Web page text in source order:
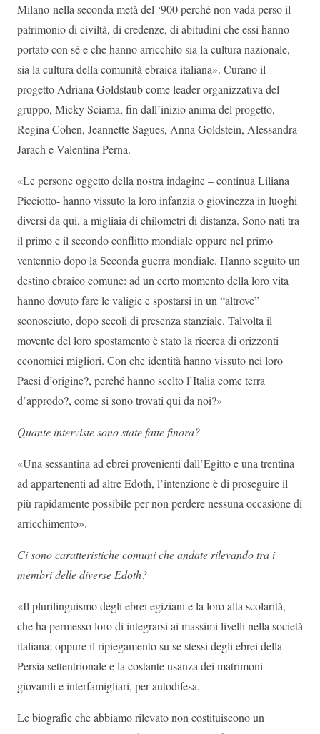
Milano nella seconda metà del ‘900 perché non vada perso il
patrimonio di civiltà, di credenze, di abitudini che essi hanno
portato con sé e che hanno arricchito sia la cultura nazionale,
sia la cultura della comunità ebraica italiana». Curano il
progetto Adriana Goldstaub come leader organizzativa del
gruppo, Micky Sciama, fin dall’inizio anima del progetto,
Regina Cohen, Jeannette Sagues, Anna Goldstein, Alessandra
Jarach e Valentina Perna.
«Le persone oggetto della nostra indagine – continua Liliana
Picciotto- hanno vissuto la loro infanzia o giovinezza in luoghi
diversi da qui, a migliaia di chilometri di distanza. Sono nati tra
il primo e il secondo conflitto mondiale oppure nel primo
ventennio dopo la Seconda guerra mondiale. Hanno seguito un
destino ebraico comune: ad un certo momento della loro vita
hanno dovuto fare le valigie e spostarsi in un “altrove”
sconosciuto, dopo secoli di presenza stanziale. Talvolta il
movente del loro spostamento è stato la ricerca di orizzonti
economici migliori. Con che identità hanno vissuto nei loro
Paesi d’origine?, perché hanno scelto l’Italia come terra
d’approdo?, come si sono trovati qui da noi?»
Quante interviste sono state fatte finora?
«Una sessantina ad ebrei provenienti dall’Egitto e una trentina
ad appartenenti ad altre Edoth, l’intenzione è di proseguire il
più rapidamente possibile per non perdere nessuna occasione di
arricchimento».
Ci sono caratteristiche comuni che andate rilevando tra i
membri delle diverse Edoth?
«Il plurilinguismo degli ebrei egiziani e la loro alta scolarità,
che ha permesso loro di integrarsi ai massimi livelli nella società
italiana; oppure il ripiegamento su se stessi degli ebrei della
Persia settentrionale e la costante usanza dei matrimoni
giovanili e interfamigliari, per autodifesa.
Le biografie che abbiamo rilevato non costituiscono un